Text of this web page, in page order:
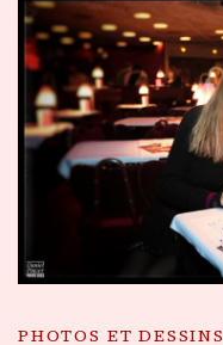
PHOTOS ET DESSINS